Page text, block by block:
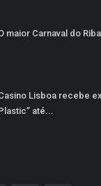
maior Carnaval do
Lisboa recebe
até...